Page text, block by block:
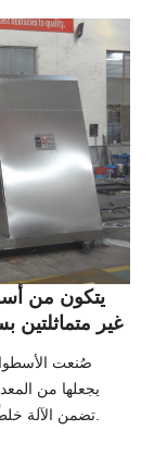
غير متماثلتين بسعة
صُنعت
يجعلها من
تضمن الآلة خلطًا متجانسًا وكفاءة عالية وعدم وجود أي بقايا للمواد.